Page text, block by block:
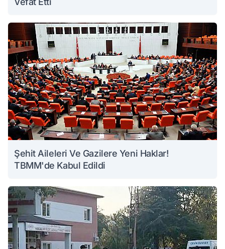
Şehit Aileleri Ve Gazilere Yeni Haklar!
TBMM'de Kabul Edildi